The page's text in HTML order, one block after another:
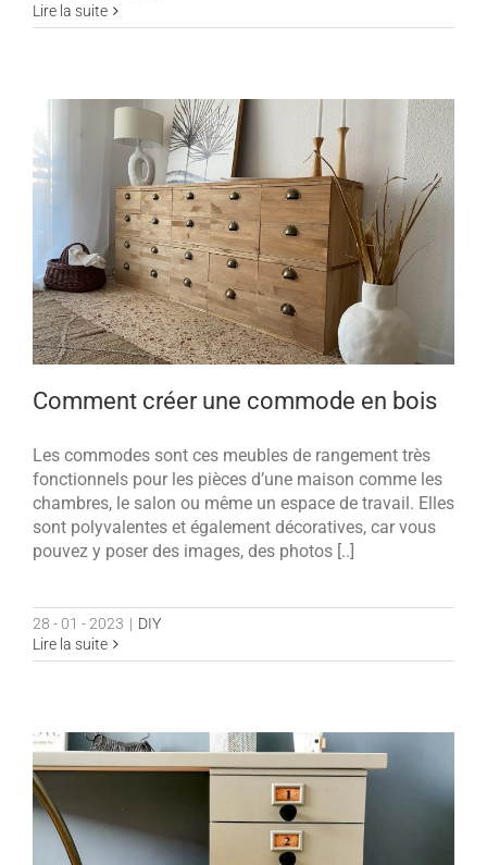
Lire la suite
Comment créer une commode en bois
Les commodes sont ces meubles de rangement très
fonctionnels pour les pièces d’une maison comme les
chambres, le salon ou même un espace de travail. Elles
sont polyvalentes et également décoratives, car vous
pouvez y poser des images, des photos [..]
28 - 01 - 2023 | DIY
Lire la suite